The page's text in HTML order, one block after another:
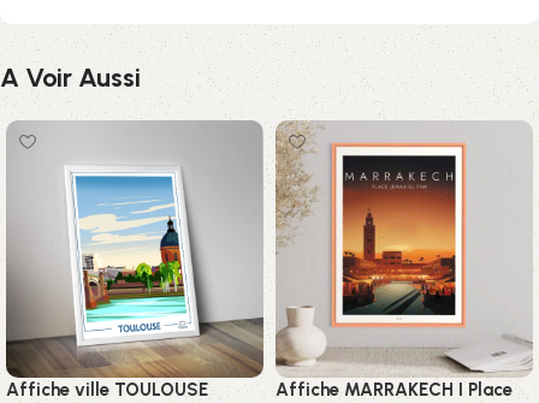
A Voir Aussi
Affiche ville TOULOUSE
Affiche MARRAKECH I Place